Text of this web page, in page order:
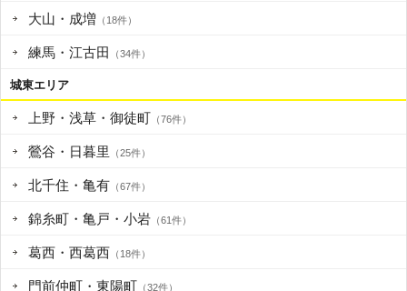
大山・成増 （18件）
練馬・江古田 （34件）
城東エリア
上野・浅草・御徒町 （76件）
鶯谷・日暮里 （25件）
北千住・亀有 （67件）
錦糸町・亀戸・小岩 （61件）
葛西・西葛西 （18件）
門前仲町・東陽町 （32件）